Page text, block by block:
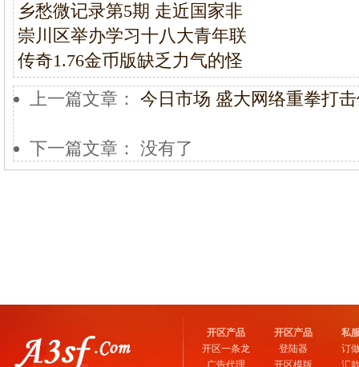
乡愁微记录第5期 走近国家非
崇川区举办学习十八大青年联
传奇1.76金币版缺乏力气的怪
上一篇文章： 今日市场 盛大网络重拳打
下一篇文章： 没有了
开区产品
开区一条龙
广告代理
开区产品
登陆器
开区模版
私
订
汇